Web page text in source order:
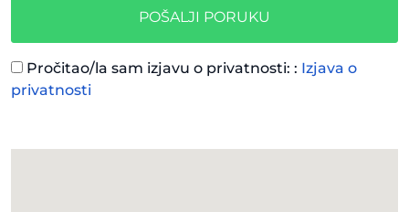
POŠALJI PORUKU
Pročitao/la sam izjavu o privatnosti: : Izjava o
privatnosti